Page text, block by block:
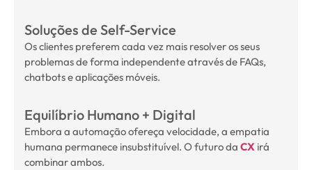
Soluções de Self-Service
Os clientes preferem cada vez mais resolver os seus
problemas de forma independente através de FAQs,
chatbots e aplicações móveis.
Equilíbrio Humano + Digital
Embora a automação ofereça velocidade, a empatia
humana permanece insubstituível. O futuro da CX irá
combinar ambos.